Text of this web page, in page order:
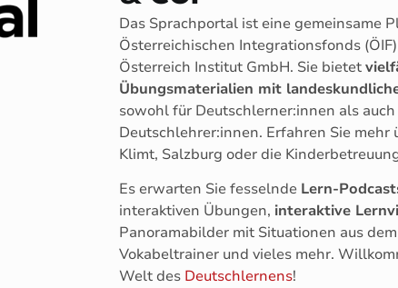
Das Sprachportal ist eine gemeinsame
Österreichischen Integrationsfonds
Österreich Institut GmbH. Sie bietet
Übungsmaterialien mit
sowohl für Deutschlerner:innen als auch
Deutschlehrer:innen. Erfahren Sie mehr
Klimt, Salzburg oder die
Es erwarten Sie fesselnde Lern-
interaktiven Übungen, interaktive
Panoramabilder mit Situationen aus
Vokabeltrainer und vieles mehr.
Welt des Deutschlernens!